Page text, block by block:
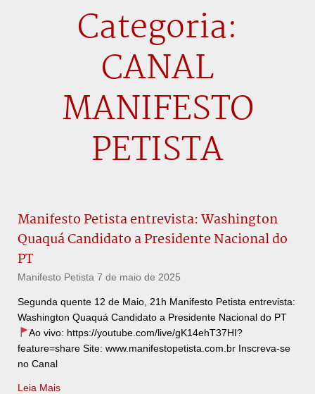
Categoria:
CANAL
MANIFESTO
PETISTA
Manifesto Petista entrevista: Washington
Quaquá Candidato a Presidente Nacional do
PT
Manifesto Petista 7 de maio de 2025
Segunda quente 12 de Maio, 21h Manifesto Petista entrevista:
Washington Quaquá Candidato a Presidente Nacional do PT
Ao vivo: https://youtube.com/live/gK14ehT37HI?
feature=share Site: www.manifestopetista.com.br Inscreva-se
no Canal
Leia Mais